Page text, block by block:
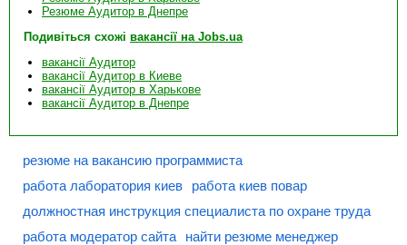
Резюме Аудитор в Днепре
Подивіться схожі вакансії на Jobs.ua
вакансії Аудитор
вакансії Аудитор в Киеве
вакансії Аудитор в Харькове
вакансії Аудитор в Днепре
резюме на вакансию программиста
работа лаборатория киев
работа киев повар
должностная инструкция специалиста по охране труда
работа модератор сайта
найти резюме менеджер